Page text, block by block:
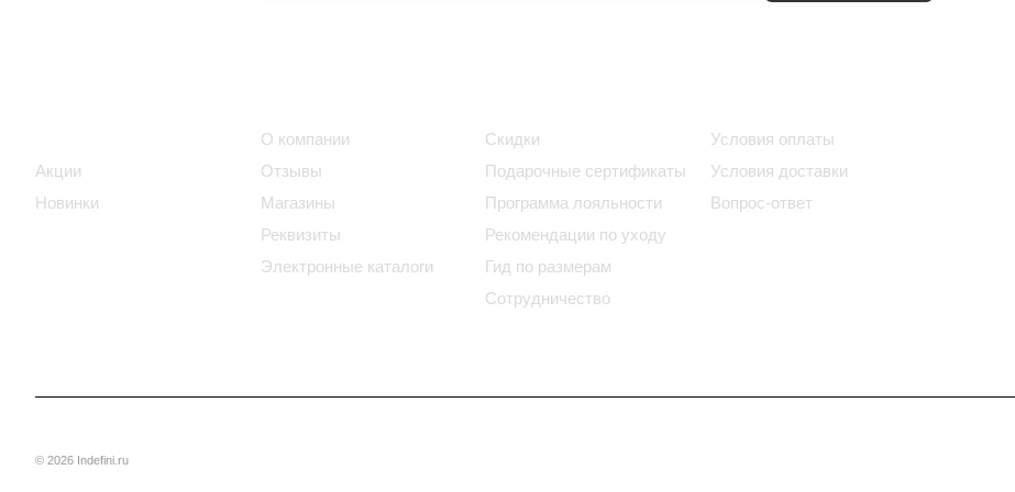
Акции
Новинки
О компании
Отзывы
Магазины
Реквизиты
Электронные каталоги
Скидки
Подарочные сертификаты
Программа лояльности
Рекомендации по уходу
Гид по размерам
Сотрудничество
Условия оплаты
Условия доставки
Вопрос-ответ
© 2026 Indefini.ru